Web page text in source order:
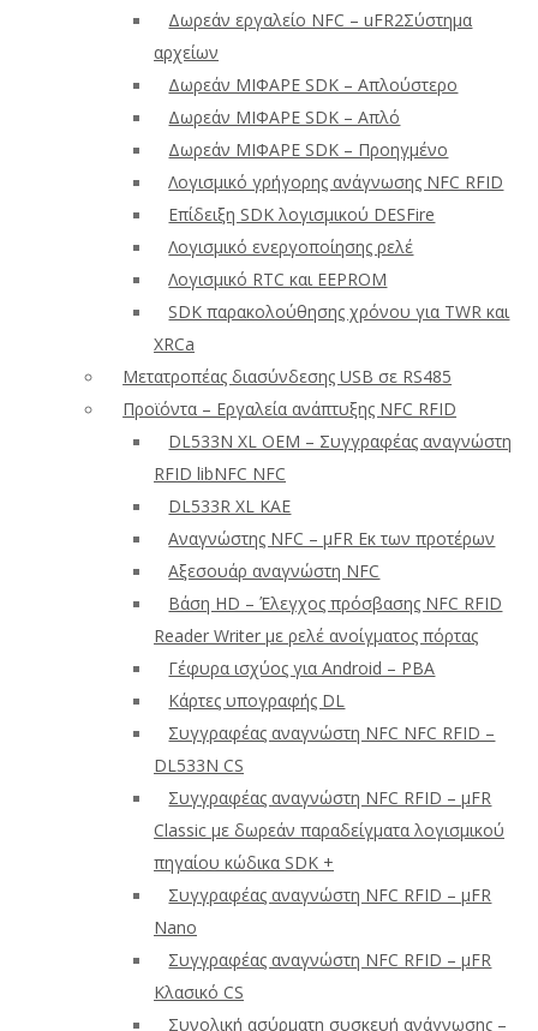
Δωρεάν εργαλείο NFC – uFR2Σύστημα
αρχείων
Δωρεάν ΜΙΦΑΡΕ SDK – Απλούστερο
Δωρεάν ΜΙΦΑΡΕ SDK – Απλό
Δωρεάν ΜΙΦΑΡΕ SDK – Προηγμένο
Λογισμικό γρήγορης ανάγνωσης NFC RFID
Επίδειξη SDK λογισμικού DESFire
Λογισμικό ενεργοποίησης ρελέ
Λογισμικό RTC και EEPROM
SDK παρακολούθησης χρόνου για TWR και
XRCa
Μετατροπέας διασύνδεσης USB σε RS485
Προϊόντα – Εργαλεία ανάπτυξης NFC RFID
DL533N XL OEM – Συγγραφέας αναγνώστη
RFID libNFC NFC
DL533R XL ΚΑΕ
Αναγνώστης NFC – μFR Εκ των προτέρων
Αξεσουάρ αναγνώστη NFC
Βάση HD – Έλεγχος πρόσβασης NFC RFID
Reader Writer με ρελέ ανοίγματος πόρτας
Γέφυρα ισχύος για Android – PBA
Κάρτες υπογραφής DL
Συγγραφέας αναγνώστη NFC NFC RFID –
DL533N CS
Συγγραφέας αναγνώστη NFC RFID – μFR
Classic με δωρεάν παραδείγματα λογισμικού
πηγαίου κώδικα SDK +
Συγγραφέας αναγνώστη NFC RFID – μFR
Nano
Συγγραφέας αναγνώστη NFC RFID – μFR
Κλασικό CS
Συνολική ασύρματη συσκευή ανάγνωσης –